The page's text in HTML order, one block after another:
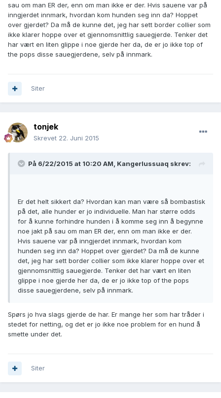
sau om man ER der, enn om man ikke er der. Hvis sauene var på
inngjerdet innmark, hvordan kom hunden seg inn da? Hoppet
over gjerdet? Da må de kunne det, jeg har sett border collier som
ikke klarer hoppe over et gjennomsnittlig sauegjerde. Tenker det
har vært en liten glippe i noe gjerde her da, de er jo ikke top of
the pops disse sauegjerdene, selv på innmark.
Siter
tonjek
Skrevet 22. Juni 2015
På 6/22/2015 at 10:20 AM, Kangerlussuaq skrev:
Er det helt sikkert da? Hvordan kan man være så bombastisk
på det, alle hunder er jo individuelle. Man har større odds
for å kunne forhindre hunden i å komme seg inn å begynne
noe jakt på sau om man ER der, enn om man ikke er der.
Hvis sauene var på inngjerdet innmark, hvordan kom
hunden seg inn da? Hoppet over gjerdet? Da må de kunne
det, jeg har sett border collier som ikke klarer hoppe over et
gjennomsnittlig sauegjerde. Tenker det har vært en liten
glippe i noe gjerde her da, de er jo ikke top of the pops
disse sauegjerdene, selv på innmark.
Spørs jo hva slags gjerde de har. Er mange her som har tråder i
stedet for netting, og det er jo ikke noe problem for en hund å
smette under det.
Siter